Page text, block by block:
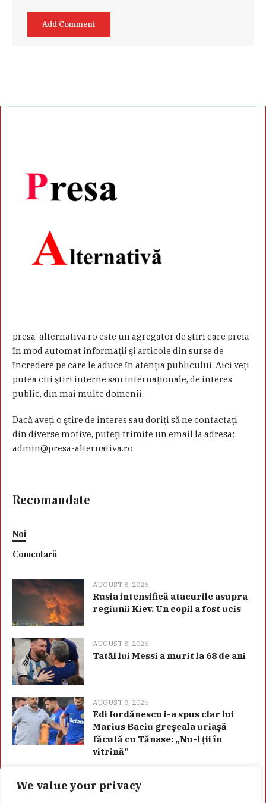
We value your privacy
presa-alternativa.ro este un agregator de ştiri care preia
în mod automat informaţii şi articole din surse de
încredere pe care le aduce în atenţia publicului. Aici veţi
putea citi ştiri interne sau internaţionale, de interes
public, din mai multe domenii.
Dacă aveţi o ştire de interes sau doriţi să ne contactaţi
din diverse motive, puteţi trimite un email la adresa:
admin@presa-alternativa.ro
Recomandate
Noi
Comentarii
AUGUST 8, 2026
Rusia intensifică atacurile asupra
regiunii Kiev. Un copil a fost ucis
AUGUST 8, 2026
Tatăl lui Messi a murit la 68 de ani
AUGUST 8, 2026
Edi Iordănescu i-a spus clar lui
Marius Baciu greșeala uriașă
făcută cu Tănase: „Nu-l ții în
vitrină”
Categorii